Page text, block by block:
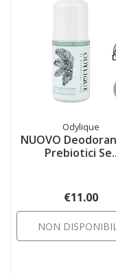
Odylique
NUOVO
Prebiotici Se..
€11.00
NON